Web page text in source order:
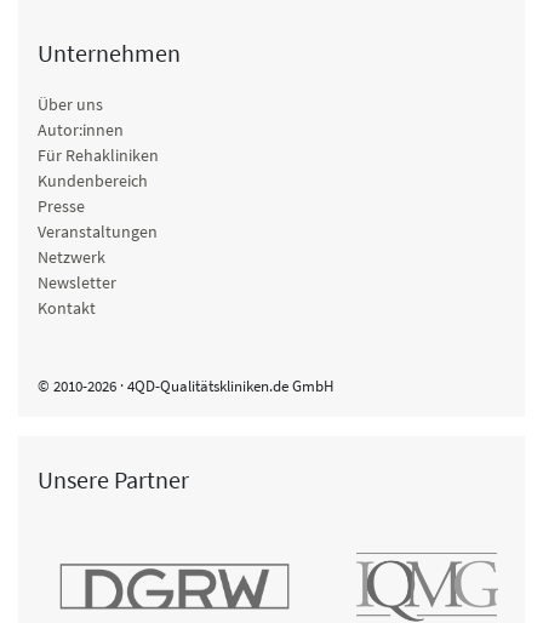
Unternehmen
Über uns
Autor:innen
Für Rehakliniken
Kundenbereich
Presse
Veranstaltungen
Netzwerk
Newsletter
Kontakt
© 2010-2026 · 4QD-Qualitätskliniken.de GmbH
Unsere Partner